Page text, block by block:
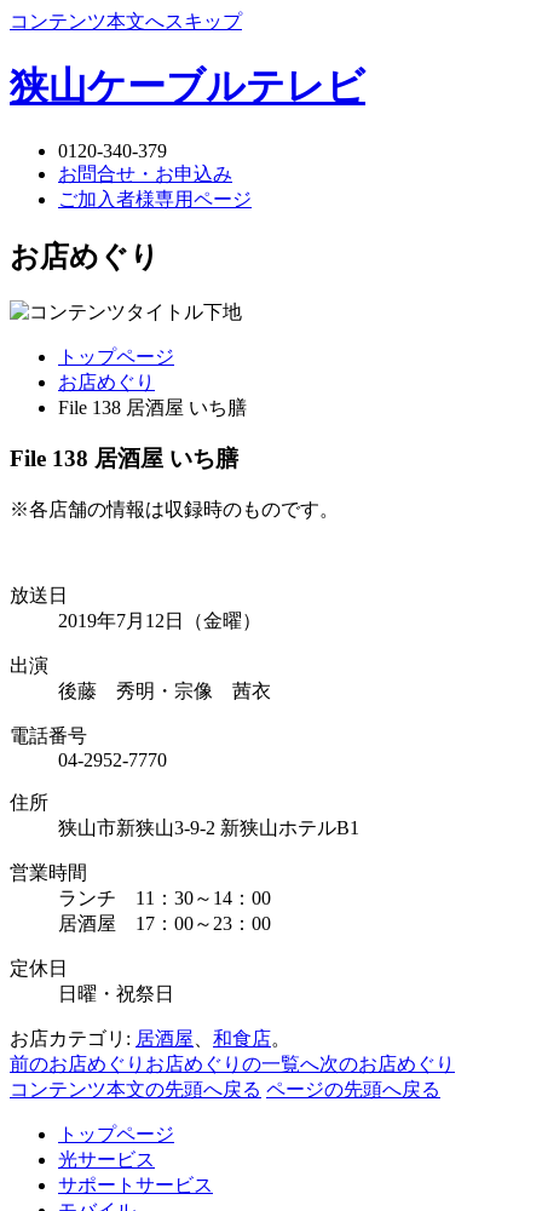
コンテンツ本文へスキップ
狭山ケーブルテレビ
0120-340-379
お問合せ・お申込み
ご加入者様専用ページ
お店めぐり
トップページ
お店めぐり
File 138 居酒屋 いち膳
File 138 居酒屋 いち膳
※各店舗の情報は収録時のものです。
放送日
2019年7月12日（金曜）
出演
後藤 秀明・宗像 茜衣
電話番号
04-2952-7770
住所
狭山市新狭山3-9-2 新狭山ホテルB1
営業時間
ランチ 11：30～14：00
居酒屋 17：00～23：00
定休日
日曜・祝祭日
お店カテゴリ: 居酒屋 和食店。
前のお店めぐり お店めぐりの一覧へ次のお店めぐり
コンテンツ本文の先頭へ戻る ページの先頭へ戻る
トップページ
光サービス
サポートサービス